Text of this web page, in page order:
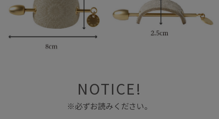
NOTICE!
※必ずお読みください。